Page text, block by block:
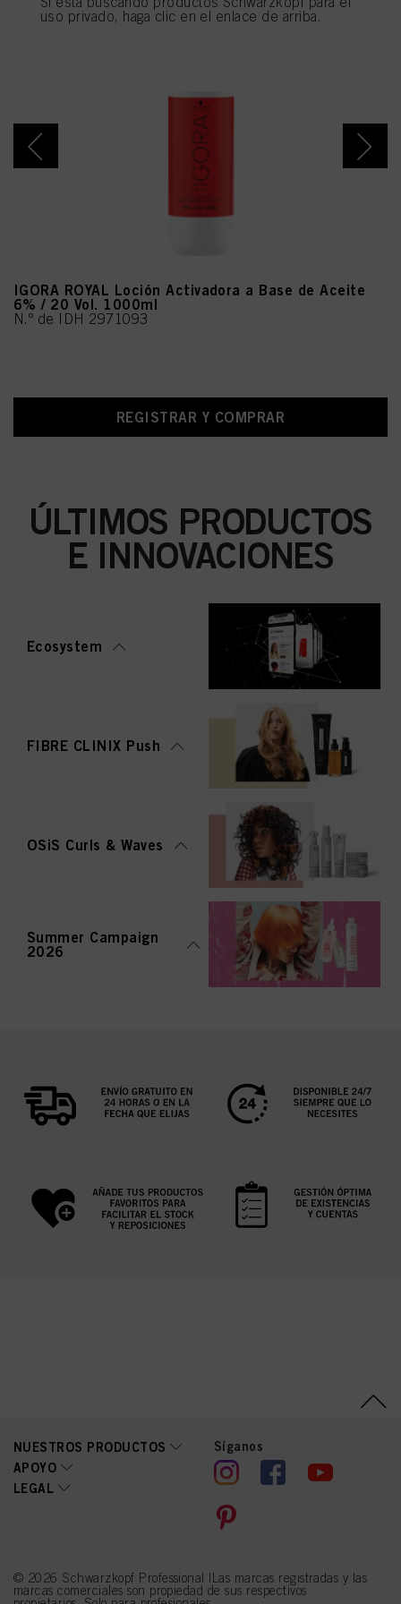
IGORA ROYAL Loción Activadora a Base de Aceite
6% / 20 Vol. 1000ml
N.º de IDH 2971093
REGISTRAR Y COMPRAR
ÚLTIMOS PRODUCTOS
E INNOVACIONES
Ecosystem
FIBRE CLINIX Push
OSiS Curls & Waves
Summer Campaign
2026
NUESTROS PRODUCTOS
APOYO
LEGAL
Síganos
© 2026 Schwarzkopf Professional |Las marcas registradas y las
marcas comerciales son propiedad de sus respectivos
uso privado, haga clic en el enlace de arriba.
utilizarán las cookies que sean técnicamente necesarias para proporcionarle
este sitio web .